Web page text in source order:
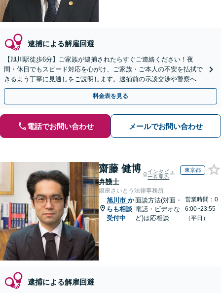
逮捕による解雇回避
【旭川駅徒歩6分】ご家族が逮捕されたらすぐご連絡ください！夜
間・休日でもスピード対応を心がけ、ご家族・ご本人の不安を払拭で
きるよう丁寧に見通しをご説明します。逮捕前の示談交渉や警察への
出頭などのご相談もおまかせください。
料金表を見る
電話でお問い合わせ メールでお問い合わせ
齋藤 健博
弁護士
インタビュ
ーを見る
東京都
銀座さいとう法律事務所
旭川市 か
らも相談
受付中
面談方法(対面・
電話・ビデオな
ど)は応相談
営業時間：0
6:00~23:55
（平日）
逮捕による解雇回避